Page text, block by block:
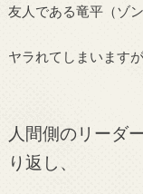
友人である竜平（ゾ
ヤラれてしまいます
人間側のリーダ
り返し、